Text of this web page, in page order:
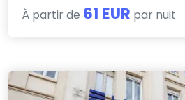
À partir de 61 EUR par nuit